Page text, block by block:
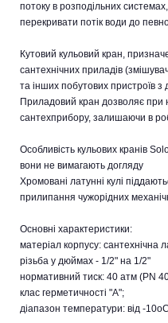
потоку в розподільних
перекривати потік води до
Кутовий кульовий кран,
сантехнічних приладів
та інших побутових пристроїв
Приладовий кран дозволяє при
сантехприбору, залишаючи в
Особливість кульових кранів
вони не вимагають догляду
Хромовані латунні кулі
прилипання чужорідних
Основні характеристики:
матеріал корпусу: сантехнічна
різьба у дюймах - 1/2" на 1/2"
нормативний тиск: 40 атм (РN
клас герметичності "А";
діапазон температури: від -